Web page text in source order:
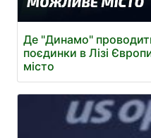
Де "Динамо"
поєдинки в Лізі
місто